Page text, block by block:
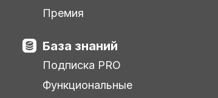
Премия
База знаний
Подписка PRO
Функциональные